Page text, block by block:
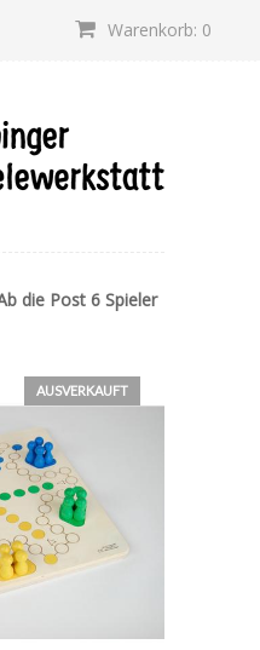
Warenkorb: 0
die Post 6 Spieler
AUSVERKAUFT